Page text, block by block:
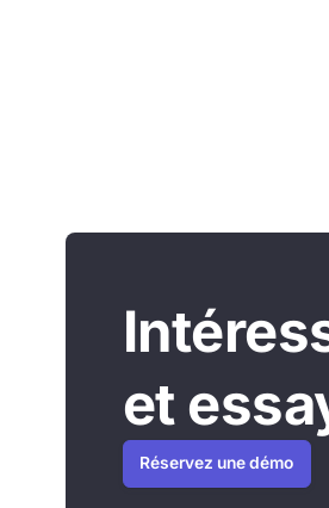
et
Réservez une démo